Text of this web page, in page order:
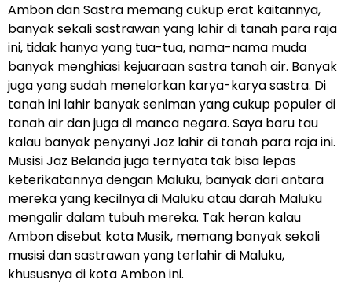
Ambon dan Sastra memang cukup erat kaitannya,
banyak sekali sastrawan yang lahir di tanah para raja
ini, tidak hanya yang tua-tua, nama-nama muda
banyak menghiasi kejuaraan sastra tanah air. Banyak
juga yang sudah menelorkan karya-karya sastra. Di
tanah ini lahir banyak seniman yang cukup populer di
tanah air dan juga di manca negara. Saya baru tau
kalau banyak penyanyi Jaz lahir di tanah para raja ini.
Musisi Jaz Belanda juga ternyata tak bisa lepas
keterikatannya dengan Maluku, banyak dari antara
mereka yang kecilnya di Maluku atau darah Maluku
mengalir dalam tubuh mereka. Tak heran kalau
Ambon disebut kota Musik, memang banyak sekali
musisi dan sastrawan yang terlahir di Maluku,
khususnya di kota Ambon ini.